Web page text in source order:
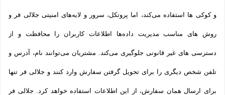
و کوکی ‌ها استفاده می‌کند، اما پروتکل، سرور و لایه‌های امنیتی جلالی فر و
روش‌ های مناسب مدیریت داده‌ها اطلاعات کاربران را محافظت و از
دسترسی‌ های غیر قانونی جلوگیری می‌کند. مشتریان می‌توانند نام، آدرس و
تلفن شخص دیگری را برای تحویل گرفتن سفارش وارد کنند و جلالی فر تنها
برای ارسال همان سفارش، از این اطلاعات استفاده خواهد کرد. جلالی فر